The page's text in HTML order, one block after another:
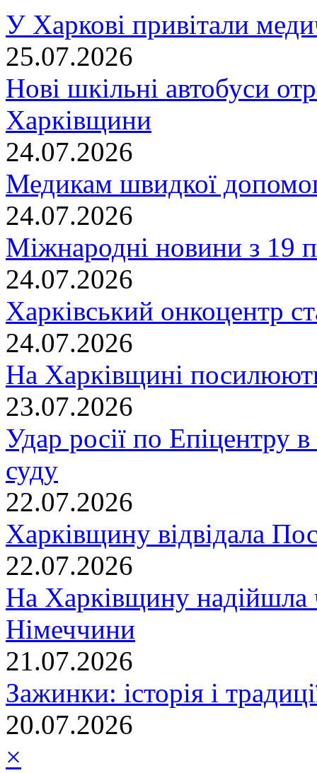
У Харкові привітали
25.07.2026
Нові шкільні автобуси
Харківщини
24.07.2026
Медикам швидкої
24.07.2026
Міжнародні новини з 19
24.07.2026
Харківський онкоцентр
24.07.2026
На Харківщині
23.07.2026
Удар росії по Епіцентру
суду
22.07.2026
Харківщину відвідала
22.07.2026
На Харківщину надійшла
Німеччини
21.07.2026
Зажинки: історія і
20.07.2026
×